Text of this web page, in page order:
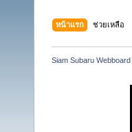
หน้าแรก ช่วยเหลือ
Siam Subaru Webboard